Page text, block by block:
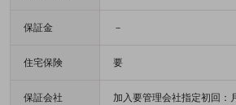
保証金 －
住宅保険 要
保証会社
加入要管理会社指定初回：